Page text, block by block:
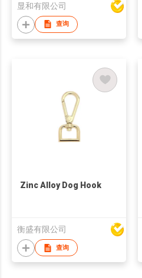
显和有限公司
查询
Zinc Alloy Dog Hook
衡盛有限公司
查询